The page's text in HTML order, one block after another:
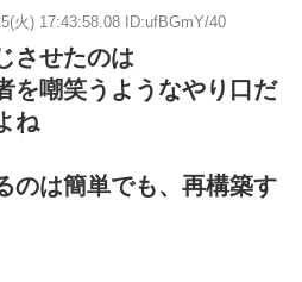
火) 17:43:58.08 ID:ufBGmY/40
させたのは
を嘲笑うようなやり口だ
ね
のは簡単でも、再構築す